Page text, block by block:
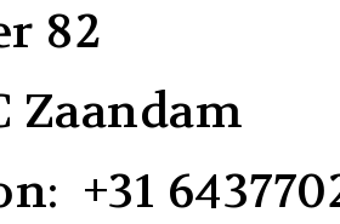
82
Zaandam
+31